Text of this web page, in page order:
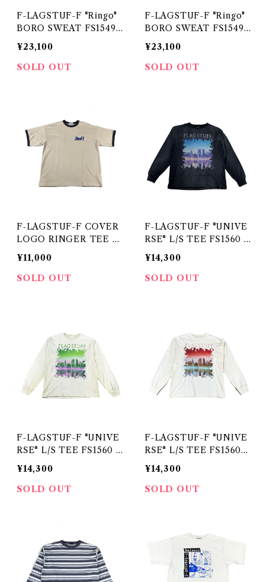
F-LAGSTUF-F "Ringo"
BORO SWEAT FS1549
BLACK
¥23,100
SOLD OUT
F-LAGSTUF-F "Ringo"
BORO SWEAT FS1549
BEIGE
¥23,100
SOLD OUT
F-LAGSTUF-F COVER
LOGO RINGER TEE F
S1413 BEIGE
¥11,000
SOLD OUT
F-LAGSTUF-F "UNIVE
RSE" L/S TEE FS1560 B
LACK
¥14,300
SOLD OUT
F-LAGSTUF-F "UNIVE
RSE" L/S TEE FS1560 B
EIGE
¥14,300
SOLD OUT
F-LAGSTUF-F "UNIVE
RSE" L/S TEE FS1560
WHITE
¥14,300
SOLD OUT